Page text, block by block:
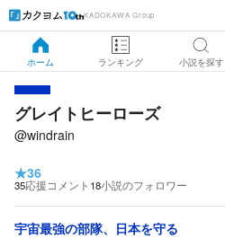
KADOKAWA Group
ホーム ランキング 小説を探す
グレイトヒーローズ
@windrain
★36
35応援コメント 18小説のフォロワー
宇宙最強の部隊、日本を守る